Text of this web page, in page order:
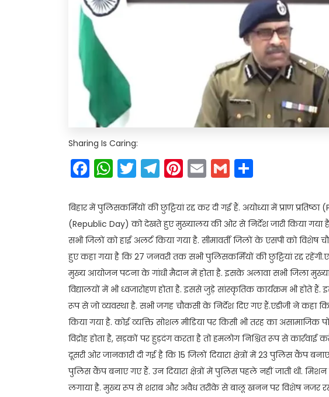
Sharing Is Caring:
Facebook
WhatsApp
Twitter
Telegram
Pinterest
EmailGmail
बिहार में पुलिसकर्मियों की छुट्टियां रद्द कर दी गई हैं. अयोध्या में प्राण
(Republic Day) को देखते हुए मुख्यालय की ओर से निर्देश जारी किया गया
सभी जिलों को हाई अलर्ट किया गया है. सीमावर्ती जिलों के एसपी को विशेष
हुए कहा गया है कि 27 जनवरी तक सभी पुलिसकर्मियों की छुट्टियां रद्द
मुख्य आयोजन पटना के गांधी मैदान में होता है. इसके अलावा सभी जिला
विद्यालयों में भी ध्वजारोहण होता है. इससे जुड़े सांस्कृतिक कार्यक्रम भी
रूप से जो व्यवस्था है. सभी जगह चौकसी के निर्देश दिए गए हैं.एडीजी ने कहा
किया गया है. कोई व्यक्ति सोशल मीडिया पर किसी भी तरह का असामाजिक
विद्रोह होता है, सड़कों पर हुड़दंग करता है तो हमलोग निश्चित रूप से
दूसरी ओर जानकारी दी गई है कि 15 जिलों दियारा क्षेत्रों में 23 पुलिस कैंप
पुलिस कैंप बनाए गए हैं. उन दियारा क्षेत्रों में पुलिस पहले नहीं जाती थी. मिशन
लगाया है. मुख्य रूप से शराब और अवैध तरीके से बालू खनन पर विशेष नजर